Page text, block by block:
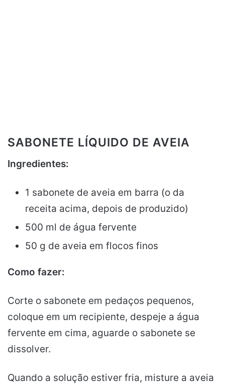
SABONETE LÍQUIDO DE AVEIA
Ingredientes:
1 sabonete de aveia em barra (o da
receita acima, depois de produzido)
500 ml de água fervente
50 g de aveia em flocos finos
Como fazer:
Corte o sabonete em pedaços pequenos,
coloque em um recipiente, despeje a água
fervente em cima, aguarde o sabonete se
dissolver.
Quando a solução estiver fria, misture a aveia